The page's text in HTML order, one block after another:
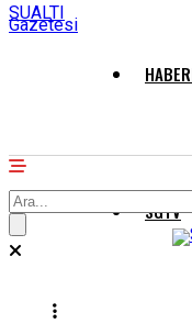
SUALTI
Gazetesi
SGTV